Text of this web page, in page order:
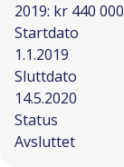
2019: kr 440 000
Startdato
1.1.2019
Sluttdato
14.5.2020
Status
Avsluttet